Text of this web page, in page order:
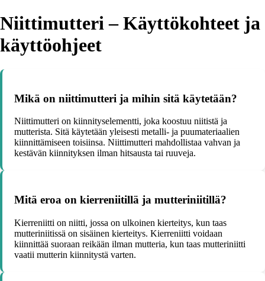
Niittimutteri – Käyttökohteet ja
käyttöohjeet
Mikä on niittimutteri ja mihin sitä käytetään?
Niittimutteri on kiinnityselementti, joka koostuu niitistä ja
mutterista. Sitä käytetään yleisesti metalli- ja puumateriaalien
kiinnittämiseen toisiinsa. Niittimutteri mahdollistaa vahvan ja
kestävän kiinnityksen ilman hitsausta tai ruuveja.
Mitä eroa on kierreniitillä ja mutteriniitillä?
Kierreniitti on niitti, jossa on ulkoinen kierteitys, kun taas
mutteriniitissä on sisäinen kierteitys. Kierreniitti voidaan
kiinnittää suoraan reikään ilman mutteria, kun taas mutteriniitti
vaatii mutterin kiinnitystä varten.